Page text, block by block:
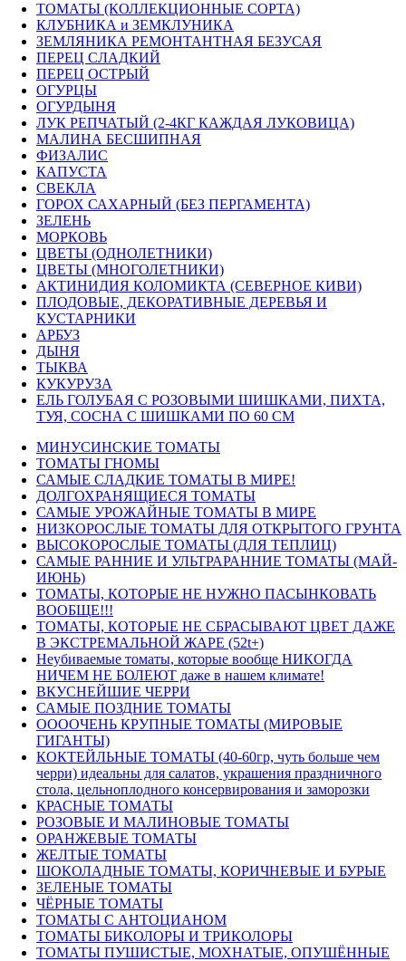
ТОМАТЫ (КОЛЛЕКЦИОННЫЕ СОРТА)
КЛУБНИКА и ЗЕМКЛУНИКА
ЗЕМЛЯНИКА РЕМОНТАНТНАЯ БЕЗУСАЯ
ПЕРЕЦ СЛАДКИЙ
ПЕРЕЦ ОСТРЫЙ
ОГУРЦЫ
ОГУРДЫНЯ
ЛУК РЕПЧАТЫЙ (2-4КГ КАЖДАЯ ЛУКОВИЦА)
МАЛИНА БЕСШИПНАЯ
ФИЗАЛИС
КАПУСТА
СВЕКЛА
ГОРОХ САХАРНЫЙ (БЕЗ ПЕРГАМЕНТА)
ЗЕЛЕНЬ
МОРКОВЬ
ЦВЕТЫ (ОДНОЛЕТНИКИ)
ЦВЕТЫ (МНОГОЛЕТНИКИ)
АКТИНИДИЯ КОЛОМИКТА (СЕВЕРНОЕ КИВИ)
ПЛОДОВЫЕ, ДЕКОРАТИВНЫЕ ДЕРЕВЬЯ И
КУСТАРНИКИ
АРБУЗ
ДЫНЯ
ТЫКВА
КУКУРУЗА
ЕЛЬ ГОЛУБАЯ С РОЗОВЫМИ ШИШКАМИ, ПИХТА,
ТУЯ, СОСНА С ШИШКАМИ ПО 60 СМ
МИНУСИНСКИЕ ТОМАТЫ
ТОМАТЫ ГНОМЫ
САМЫЕ СЛАДКИЕ ТОМАТЫ В МИРЕ!
ДОЛГОХРАНЯЩИЕСЯ ТОМАТЫ
САМЫЕ УРОЖАЙНЫЕ ТОМАТЫ В МИРЕ
НИЗКОРОСЛЫЕ ТОМАТЫ ДЛЯ ОТКРЫТОГО ГРУНТА
ВЫСОКОРОСЛЫЕ ТОМАТЫ (ДЛЯ ТЕПЛИЦ)
САМЫЕ РАННИЕ И УЛЬТРАРАННИЕ ТОМАТЫ (МАЙ-
ИЮНЬ)
ТОМАТЫ, КОТОРЫЕ НЕ НУЖНО ПАСЫНКОВАТЬ
ВООБЩЕ!!!
ТОМАТЫ, КОТОРЫЕ НЕ СБРАСЫВАЮТ ЦВЕТ ДАЖЕ
В ЭКСТРЕМАЛЬНОЙ ЖАРЕ (52t+)
Неубиваемые томаты, которые вообще НИКОГДА
НИЧЕМ НЕ БОЛЕЮТ даже в нашем климате!
ВКУСНЕЙШИЕ ЧЕРРИ
САМЫЕ ПОЗДНИЕ ТОМАТЫ
ООООЧЕНЬ КРУПНЫЕ ТОМАТЫ (МИРОВЫЕ
ГИГАНТЫ)
КОКТЕЙЛЬНЫЕ ТОМАТЫ (40-60гр, чуть больше чем
черри) идеальны для салатов, украшения праздничного
стола, цельноплодного консервирования и заморозки
КРАСНЫЕ ТОМАТЫ
РОЗОВЫЕ И МАЛИНОВЫЕ ТОМАТЫ
ОРАНЖЕВЫЕ ТОМАТЫ
ЖЕЛТЫЕ ТОМАТЫ
ШОКОЛАДНЫЕ ТОМАТЫ, КОРИЧНЕВЫЕ И БУРЫЕ
ЗЕЛЕНЫЕ ТОМАТЫ
ЧЁРНЫЕ ТОМАТЫ
ТОМАТЫ С АНТОЦИАНОМ
ТОМАТЫ БИКОЛОРЫ И ТРИКОЛОРЫ
ТОМАТЫ ПУШИСТЫЕ, МОХНАТЫЕ, ОПУШЁННЫЕ